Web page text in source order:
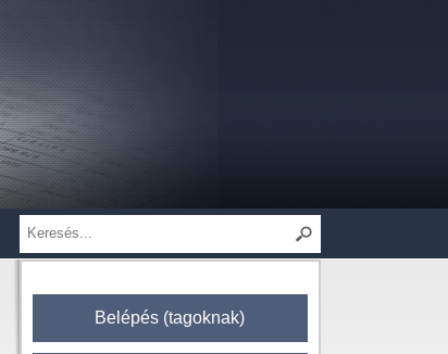
Belépés (tagoknak)